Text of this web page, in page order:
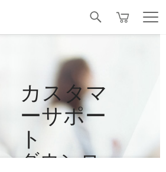
カスタマ
ーサポー
ト
ダウンロ